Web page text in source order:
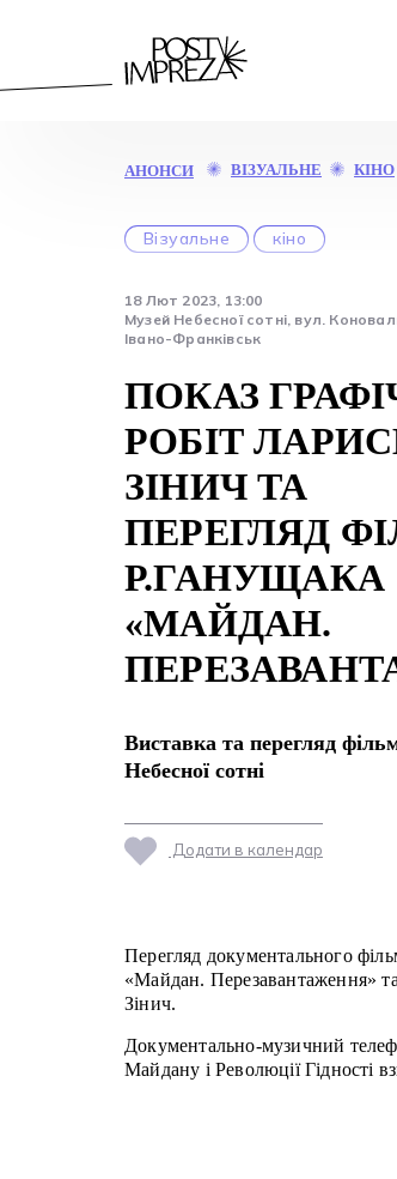
АНОНСИ ВІЗУАЛЬНЕ КІНО
Візуальне кіно
18 Лют 2023, 13:00
Музей Небесної сотні, вул.
Івано-Франківськ
ПОКАЗ
РОБІТ
ЗІНИЧ ТА
ПЕРЕГЛЯД
Р.ГАНУЩАКА
«МАЙДАН.
Виставка та перегляд
Небесної сотні
Додати в календар
Перегляд документального
«Майдан. Перезавантаження»
Зінич.
Документально-музичний
Майдану і Революції Гідності